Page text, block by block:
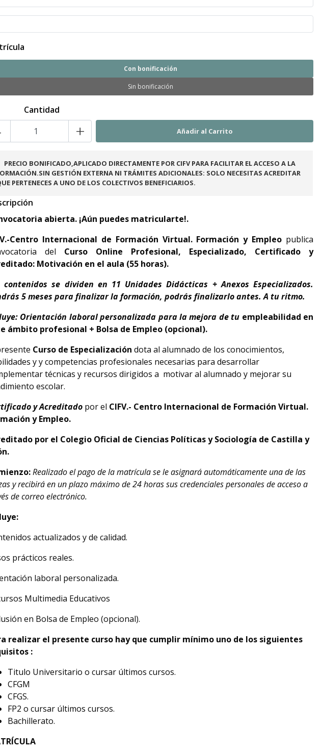
Con bonificación
Sin bonificación
Cantidad
+
PRECIO BONIFICADO,APLICADO DIRECTAMENTE POR CIFV PARA FACILITAR EL ACCESO A LA
GESTIÓN EXTERNA NI TRÁMITES ADICIONALES: SOLO NECESITAS ACREDITAR
PERTENECES A UNO DE LOS COLECTIVOS BENEFICIARIOS.
abierta. ¡Aún puedes matricularte!.
Centro Internacional de Formación Virtual. Formación y Empleo publica
del Curso Online Profesional, Especializado, Certificado y
Motivación en el aula (55 horas).
contenidos se dividen en 11 Unidades Didácticas + Anexos Especializados.
5 meses para finalizar la formación, podrás finalizarlo antes.A tu ritmo.
Orientación laboral personalizada para la mejora de tu empleabilidad en
ámbito profesional + Bolsa de Empleo (opcional).
Curso de Especialización dota al alumnado de los conocimientos,
y y competencias profesionales necesarias para desarrollar
técnicas y recursos dirigidos a motivar al alumnado y mejorar su
escolar.
y Acreditado por el CIFV.- Centro Internacional de Formación Virtual.
y Empleo.
por el Colegio Oficial de Ciencias Políticas y Sociología de Castilla y
Realizado el pago de la matrícula se le asignará automáticamente una de las
y recibirá en un plazo máximo de 24 horas sus credenciales personales de acceso a
de correo electrónico.
actualizados y de calidad.
prácticos reales.
laboral personalizada.
Multimedia Educativos
en Bolsa de Empleo (opcional).
realizar el presente curso hay que cumplir mínimo uno de los siguientes
:
Titulo Universitario o cursar últimos cursos.
CFGM
CFGS.
FP2 o cursar últimos cursos.
Bachillerato.